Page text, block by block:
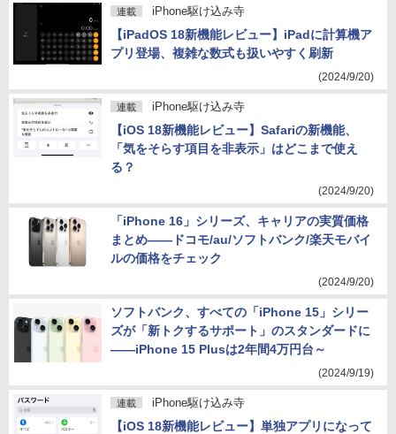
連載 iPhone駆け込み寺
【iPadOS 18新機能レビュー】iPadに計算機ア
プリ登場、複雑な数式も扱いやすく刷新
(2024/9/20)
連載 iPhone駆け込み寺
【iOS 18新機能レビュー】Safariの新機能、
「気をそらす項目を非表示」はどこまで使え
る？
(2024/9/20)
「iPhone 16」シリーズ、キャリアの実質価格
まとめ――ドコモ/au/ソフトバンク/楽天モバイ
ルの価格をチェック
(2024/9/20)
ソフトバンク、すべての「iPhone 15」シリー
ズが「新トクするサポート」のスタンダードに
――iPhone 15 Plusは2年間4万円台～
(2024/9/19)
連載 iPhone駆け込み寺
【iOS 18新機能レビュー】単独アプリになって